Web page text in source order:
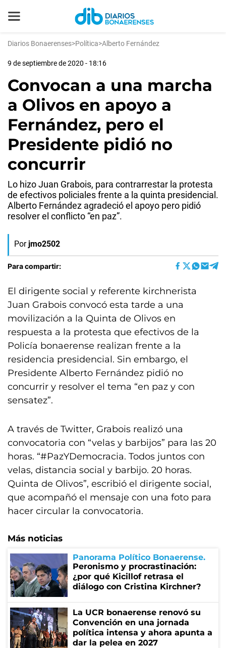
Diarios Bonaerenses>Política>Alberto Fernández
9 de septiembre de 2020 - 18:16
Convocan a una marcha
a Olivos en apoyo a
Fernández, pero el
Presidente pidió no
concurrir
Lo hizo Juan Grabois, para contrarrestar la protesta
de efectivos policiales frente a la quinta presidencial.
Alberto Fernández agradeció el apoyo pero pidió
resolver el conflicto “en paz”.
Por jmo2502
Para compartir:
El dirigente social y referente kirchnerista
Juan Grabois convocó esta tarde a una
movilización a la Quinta de Olivos en
respuesta a la protesta que efectivos de la
Policía bonaerense realizan frente a la
residencia presidencial. Sin embargo, el
Presidente Alberto Fernández pidió no
concurrir y resolver el tema “en paz y con
sensatez”.
A través de Twitter, Grabois realizó una
convocatoria con “velas y barbijos” para las 20
horas. “#PazYDemocracia. Todos juntos con
velas, distancia social y barbijo. 20 horas.
Quinta de Olivos”, escribió el dirigente social,
que acompañó el mensaje con una foto para
hacer circular la convocatoria.
Más noticias
Panorama Político Bonaerense
Peronismo y procrastinación:
¿por qué Kicillof retrasa el
diálogo con Cristina Kirchner?
La UCR bonaerense renovó su
Convención en una jornada
política intensa y ahora apunta a
dar la pelea en 2027